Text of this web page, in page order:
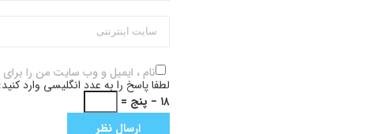
نام ، ایمیل و وب سایت من را
لطفا پاسخ را به عدد انگلیسی وارد کنید:
۱۸ − پنج =